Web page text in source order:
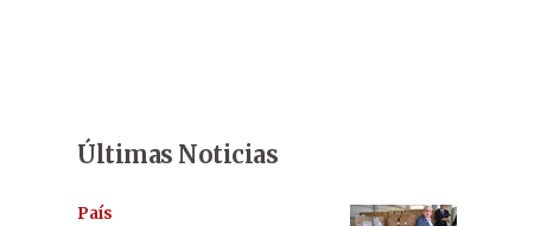
Últimas Noticias
País